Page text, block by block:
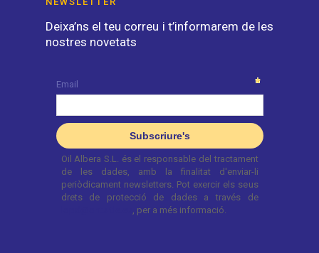
Deixa’ns el teu correu i t’informarem de les
nostres novetats